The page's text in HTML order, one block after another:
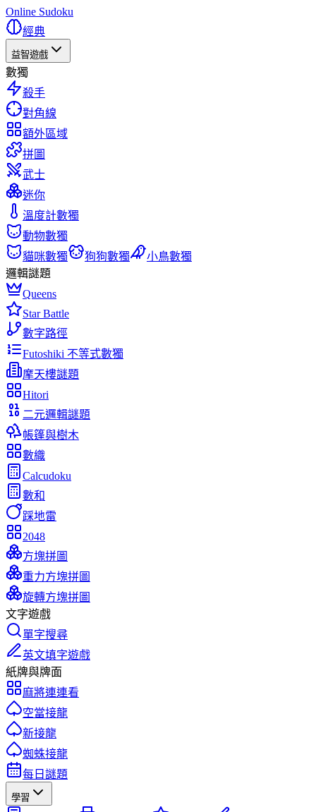
Online Sudoku
經典
益智遊戲
數獨
殺手
對角線
額外區域
拼圖
武士
迷你
溫度計數獨
動物數獨
貓咪數獨
狗狗數獨
小鳥數獨
邏輯謎題
Queens
Star Battle
數字路徑
Futoshiki 不等式數獨
摩天樓謎題
Hitori
二元邏輯謎題
帳篷與樹木
數織
Calcudoku
數和
踩地雷
2048
方塊拼圖
重力方塊拼圖
旋轉方塊拼圖
文字遊戲
單字搜尋
英文填字遊戲
紙牌與牌面
麻將連連看
空當接龍
新接龍
蜘蛛接龍
每日謎題
學習